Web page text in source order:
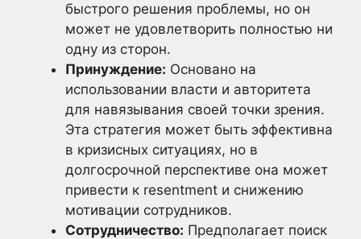
быстрого решения проблемы, но он
может не удовлетворить полностью ни
одну из сторон.
Принуждение: Основано на
использовании власти и авторитета
для навязывания своей точки зрения.
Эта стратегия может быть эффективна
в кризисных ситуациях, но в
долгосрочной перспективе она может
привести к resentment и снижению
мотивации сотрудников.
Сотрудничество: Предполагает поиск